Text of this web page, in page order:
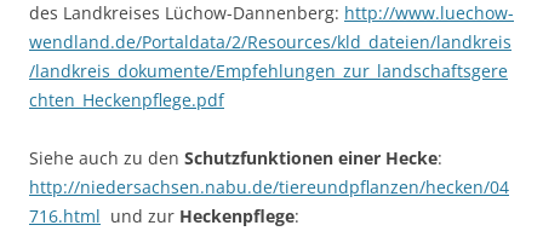
des Landkreises Lüchow-Dannenberg: http://www.luechow-
wendland.de/Portaldata/2/Resources/kld_dateien/landkreis
/landkreis_dokumente/Empfehlungen_zur_landschaftsgere
chten_Heckenpflege.pdf
Siehe auch zu den Schutzfunktionen einer Hecke:
http://niedersachsen.nabu.de/tiereundpflanzen/hecken/04
716.html und zur Heckenpflege: